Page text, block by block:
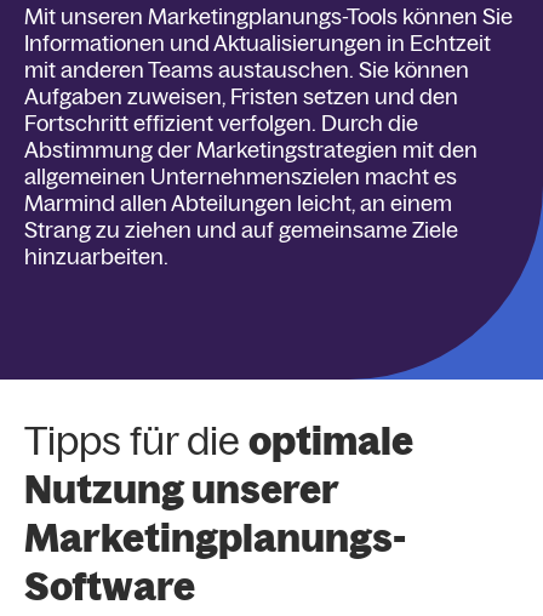
Mit unseren Marketingplanungs-Tools können Sie
Informationen und Aktualisierungen in Echtzeit
mit anderen Teams austauschen. Sie können
Aufgaben zuweisen, Fristen setzen und den
Fortschritt effizient verfolgen. Durch die
Abstimmung der Marketingstrategien mit den
allgemeinen Unternehmenszielen macht es
Marmind allen Abteilungen leicht, an einem
Strang zu ziehen und auf gemeinsame Ziele
hinzuarbeiten.
Tipps für die optimale
Nutzung unserer
Marketingplanungs-
Software